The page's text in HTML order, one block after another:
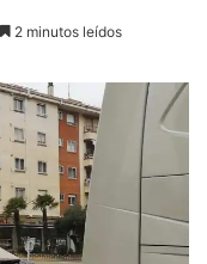
2 minutos leídos